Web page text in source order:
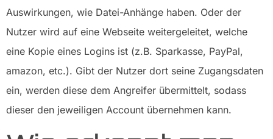
Auswirkungen, wie Datei-Anhänge haben. Oder der
Nutzer wird auf eine Webseite weitergeleitet, welche
eine Kopie eines Logins ist (z.B. Sparkasse, PayPal,
amazon, etc.). Gibt der Nutzer dort seine Zugangsdaten
ein, werden diese dem Angreifer übermittelt, sodass
dieser den jeweiligen Account übernehmen kann.